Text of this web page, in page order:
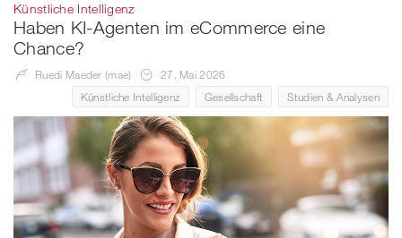
Künstliche Intelligenz
Haben KI-Agenten im eCommerce eine
Chance?
Ruedi Maeder (mae)
27. Mai 2026
Künstliche Intelligenz
Gesellschaft Studien & Analysen